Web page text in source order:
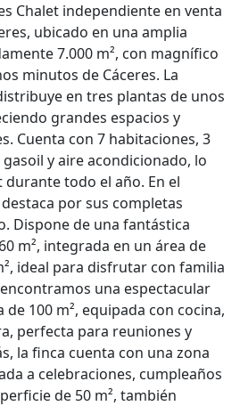
Chalet independiente en venta
ubicado en una amplia
7.000 m², con magnífico
minutos de Cáceres. La
en tres plantas de unos
grandes espacios y
Cuenta con 7 habitaciones, 3
y aire acondicionado, lo
todo el año. En el
por sus completas
Dispone de una fantástica
m², integrada en un área de
ideal para disfrutar con familia
una espectacular
100 m², equipada con cocina,
perfecta para reuniones y
la finca cuenta con una zona
a celebraciones, cumpleaños
de 50 m², también